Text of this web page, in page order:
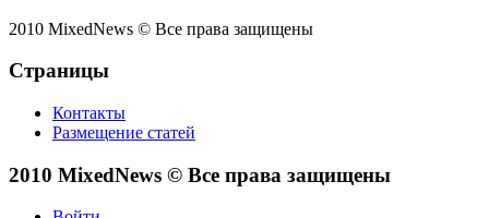
2010 MixedNews © Все права защищены
Страницы
Контакты
Размещение статей
2010 MixedNews © Все права защищены